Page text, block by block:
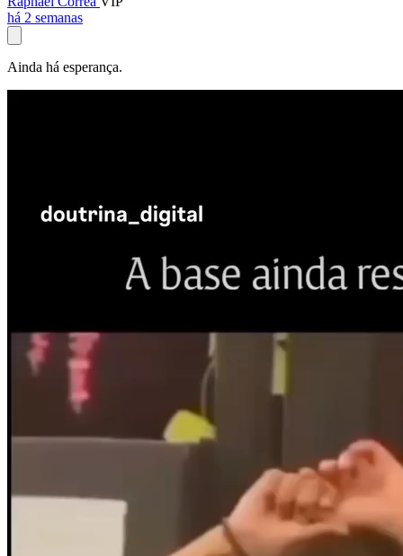
há 2 semanas
Ainda há esperança.